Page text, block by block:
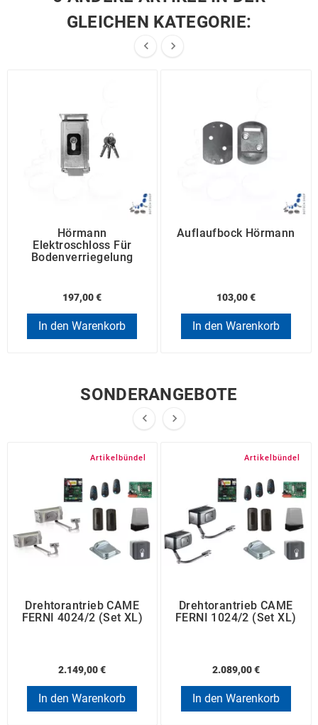
GLEICHEN KATEGORIE:
 
Hörmann
Elektroschloss Für
Bodenverriegelung
197,00 €
In den Warenkorb
Auflaufbock Hörmann
103,00 €
In den Warenkorb
SONDERANGEBOTE
 
Artikelbündel
Drehtorantrieb CAME
FERNI 4024/2 (Set XL)
2.149,00 €
In den Warenkorb
Artikelbündel
Drehtorantrieb CAME
FERNI 1024/2 (Set XL)
2.089,00 €
In den Warenkorb